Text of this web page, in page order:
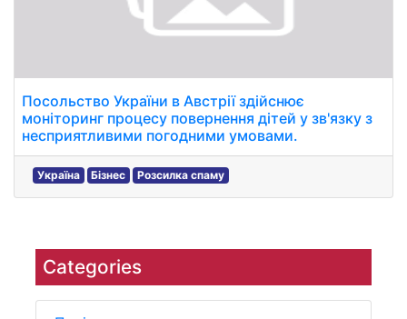
Categories
Посольство України в Австрії здійснює
моніторинг процесу повернення дітей у зв'язку з
несприятливими погодними умовами.
Україна Бізнес Розсилка спаму